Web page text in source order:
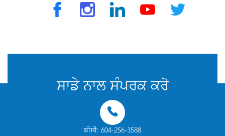
ਸਾਡੇ ਨਾਲ ਸੰਪਰਕ ਕਰੋ
ਬੀਸੀ: 604-256-3588